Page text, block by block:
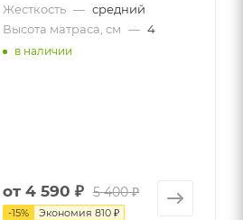
Жесткость — средний
Высота матраса, см — 4
в наличии
от4 590 ₽ 5 400 ₽
-15% Экономия810 ₽